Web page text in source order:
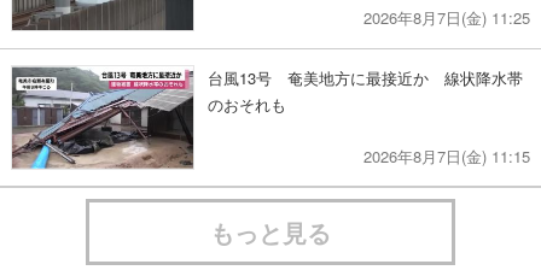
2026年8月7日(金) 11:25
台風13号 奄美地方に最接近か 線状降水帯
のおそれも
2026年8月7日(金) 11:15
もっと見る